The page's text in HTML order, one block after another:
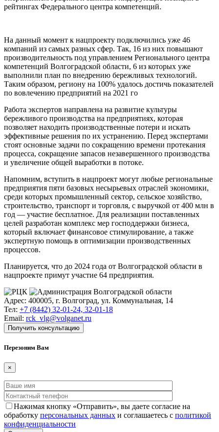
рейтингах Федерального центра компетенций.
На данный момент к нацпроекту подключились уже 46
компаний из самых разных сфер. Так, 16 из них повышают
производительность под управлением Регионального центра
компетенций Волгоградской области, 6 из которых уже
выполнили план по внедрению бережливых технологий.
Таким образом, региону на 100% удалось достичь показателей
по вовлечению предприятий на 2021 го
Работа экспертов направлена на развитие культуры
бережливого производства на предприятиях, которая
позволяет находить производственные потери и искать
эффективные решения по их устранению. Перед экспертами
стоят основные задачи по сокращению времени протекания
процесса, сокращение запасов незавершенного производства
и увеличение общей выработки в потоке.
Напомним, вступить в нацпроект могут любые региональные
предприятия пяти базовых несырьевых отраслей экономики,
среди которых промышленный сектор, сельское хозяйство,
строительство, транспорт и торговля, с выручкой от 400 млн в
год — участие бесплатное. Для реализации поставленных
целей разработан комплекс мер господдержки бизнеса,
который включает финансовое стимулирование, а также
экспертную помощь в оптимизации производственных
процессов.
Планируется, что до 2024 года от Волгоградской области в
нацпроекте примут участие 64 предприятия.
Адрес: 400005, г. Волгоград, ул. Коммунальная, 14
Тел: +7 (8442) 32-01-24, 32-01-18
Email: rck_vlg@volganet.ru
Получить консультацию
Перезоним Вам
×
Нажимая кнопку «Отправить», вы даете согласие на
обработку персональных данных и соглашаетесь с политикой
конфиденциальности